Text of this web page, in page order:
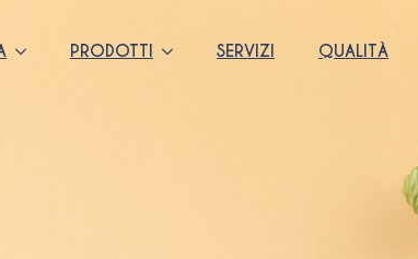
PRODOTTI SERVIZI QUALITÀ